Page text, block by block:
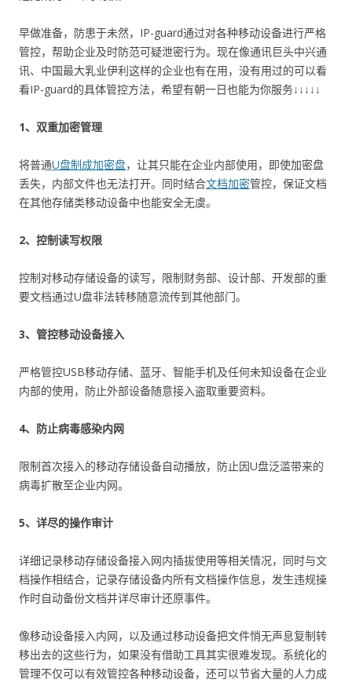
早做准备，防患于未然，IP-guard通过对各种移动设备进行严格
管控，帮助企业及时防范可疑泄密行为。现在像通讯巨头中兴通
讯、中国最大乳业伊利这样的企业也有在用，没有用过的可以看
看IP-guard的具体管控方法，希望有朝一日也能为你服务↓↓↓↓↓
1、双重加密管理
将普通U盘制成加密盘，让其只能在企业内部使用，即使加密盘
丢失，内部文件也无法打开。同时结合文档加密管控，保证文档
在其他存储类移动设备中也能安全无虞。
2、控制读写权限
控制对移动存储设备的读写，限制财务部、设计部、开发部的重
要文档通过U盘非法转移随意流传到其他部门。
3、管控移动设备接入
严格管控USB移动存储、蓝牙、智能手机及任何未知设备在企业
内部的使用，防止外部设备随意接入盗取重要资料。
4、防止病毒感染内网
限制首次接入的移动存储设备自动播放，防止因U盘泛滥带来的
病毒扩散至企业内网。
5、详尽的操作审计
详细记录移动存储设备接入网内插拔使用等相关情况，同时与文
档操作相结合，记录存储设备内所有文档操作信息，发生违规操
作时自动备份文档并详尽审计还原事件。
像移动设备接入内网，以及通过移动设备把文件悄无声息复制转
移出去的这些行为，如果没有借助工具其实很难发现。系统化的
管理不仅可以有效管控各种移动设备，还可以节省大量的人力成